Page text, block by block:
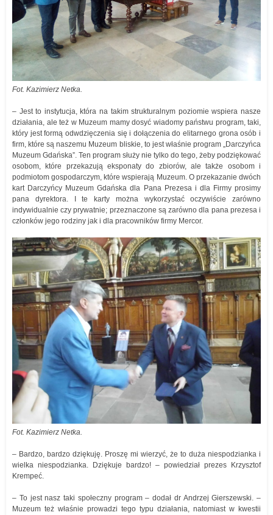
Fot. Kazimierz Netka.
– Jest to instytucja, która na takim strukturalnym poziomie wspiera nasze
działania, ale też w Muzeum mamy dosyć wiadomy państwu program, taki,
który jest formą odwdzięczenia się i dołączenia do elitarnego grona osób i
firm, które są naszemu Muzeum bliskie, to jest właśnie program „Darczyńca
Muzeum Gdańska”. Ten program służy nie tylko do tego, żeby podziękować
osobom, które przekazują eksponaty do zbiorów, ale także osobom i
podmiotom gospodarczym, które wspierają Muzeum. O przekazanie dwóch
kart Darczyńcy Muzeum Gdańska dla Pana Prezesa i dla Firmy prosimy
pana dyrektora. I te karty można wykorzystać oczywiście zarówno
indywidualnie czy prywatnie; przeznaczone są zarówno dla pana prezesa i
członków jego rodziny jak i dla pracowników firmy Mercor.
Fot. Kazimierz Netka.
– Bardzo, bardzo dziękuję. Proszę mi wierzyć, że to duża niespodzianka i
wielka niespodzianka. Dziękuje bardzo! – powiedział prezes Krzysztof
Krempeć.
– To jest nasz taki społeczny program – dodał dr Andrzej Gierszewski. –
Muzeum też właśnie prowadzi tego typu działania, natomiast w kwestii